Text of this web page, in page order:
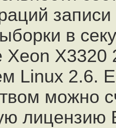
в
Xeon X3320
Linux 2.6.
можно
лицензию